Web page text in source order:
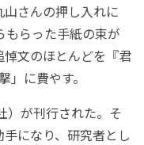
さんの押し入れに
もらった手紙の束が
文のほとんどを『君
」に費やす。
）が刊行された。そ
になり、研究者とし